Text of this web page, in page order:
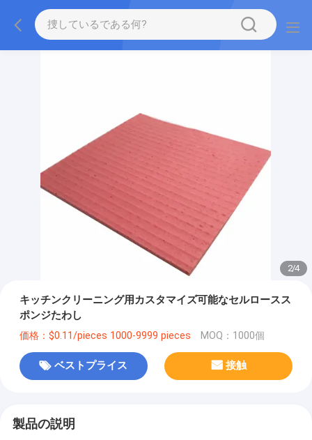
2/4
キッチンクリーニング用カスタマイズ可能なセルロースス
ポンジたわし
価格：$0.11/pieces 1000-9999 pieces MOQ：1000個
ベストプライス 接触
製品の説明